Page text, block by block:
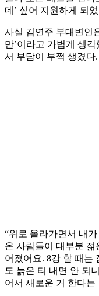
데’ 싶어 지원하게 되
사실 김연주 부대변인
만’이라고 가볍게 생
서 부담이 부쩍 생겼다.
“위로 올라가면서 내
온 사람들이 대부분
어졌어요. 8강 할 때는
도 늙은 티 내면 안 되
어서 새로운 거 한다는